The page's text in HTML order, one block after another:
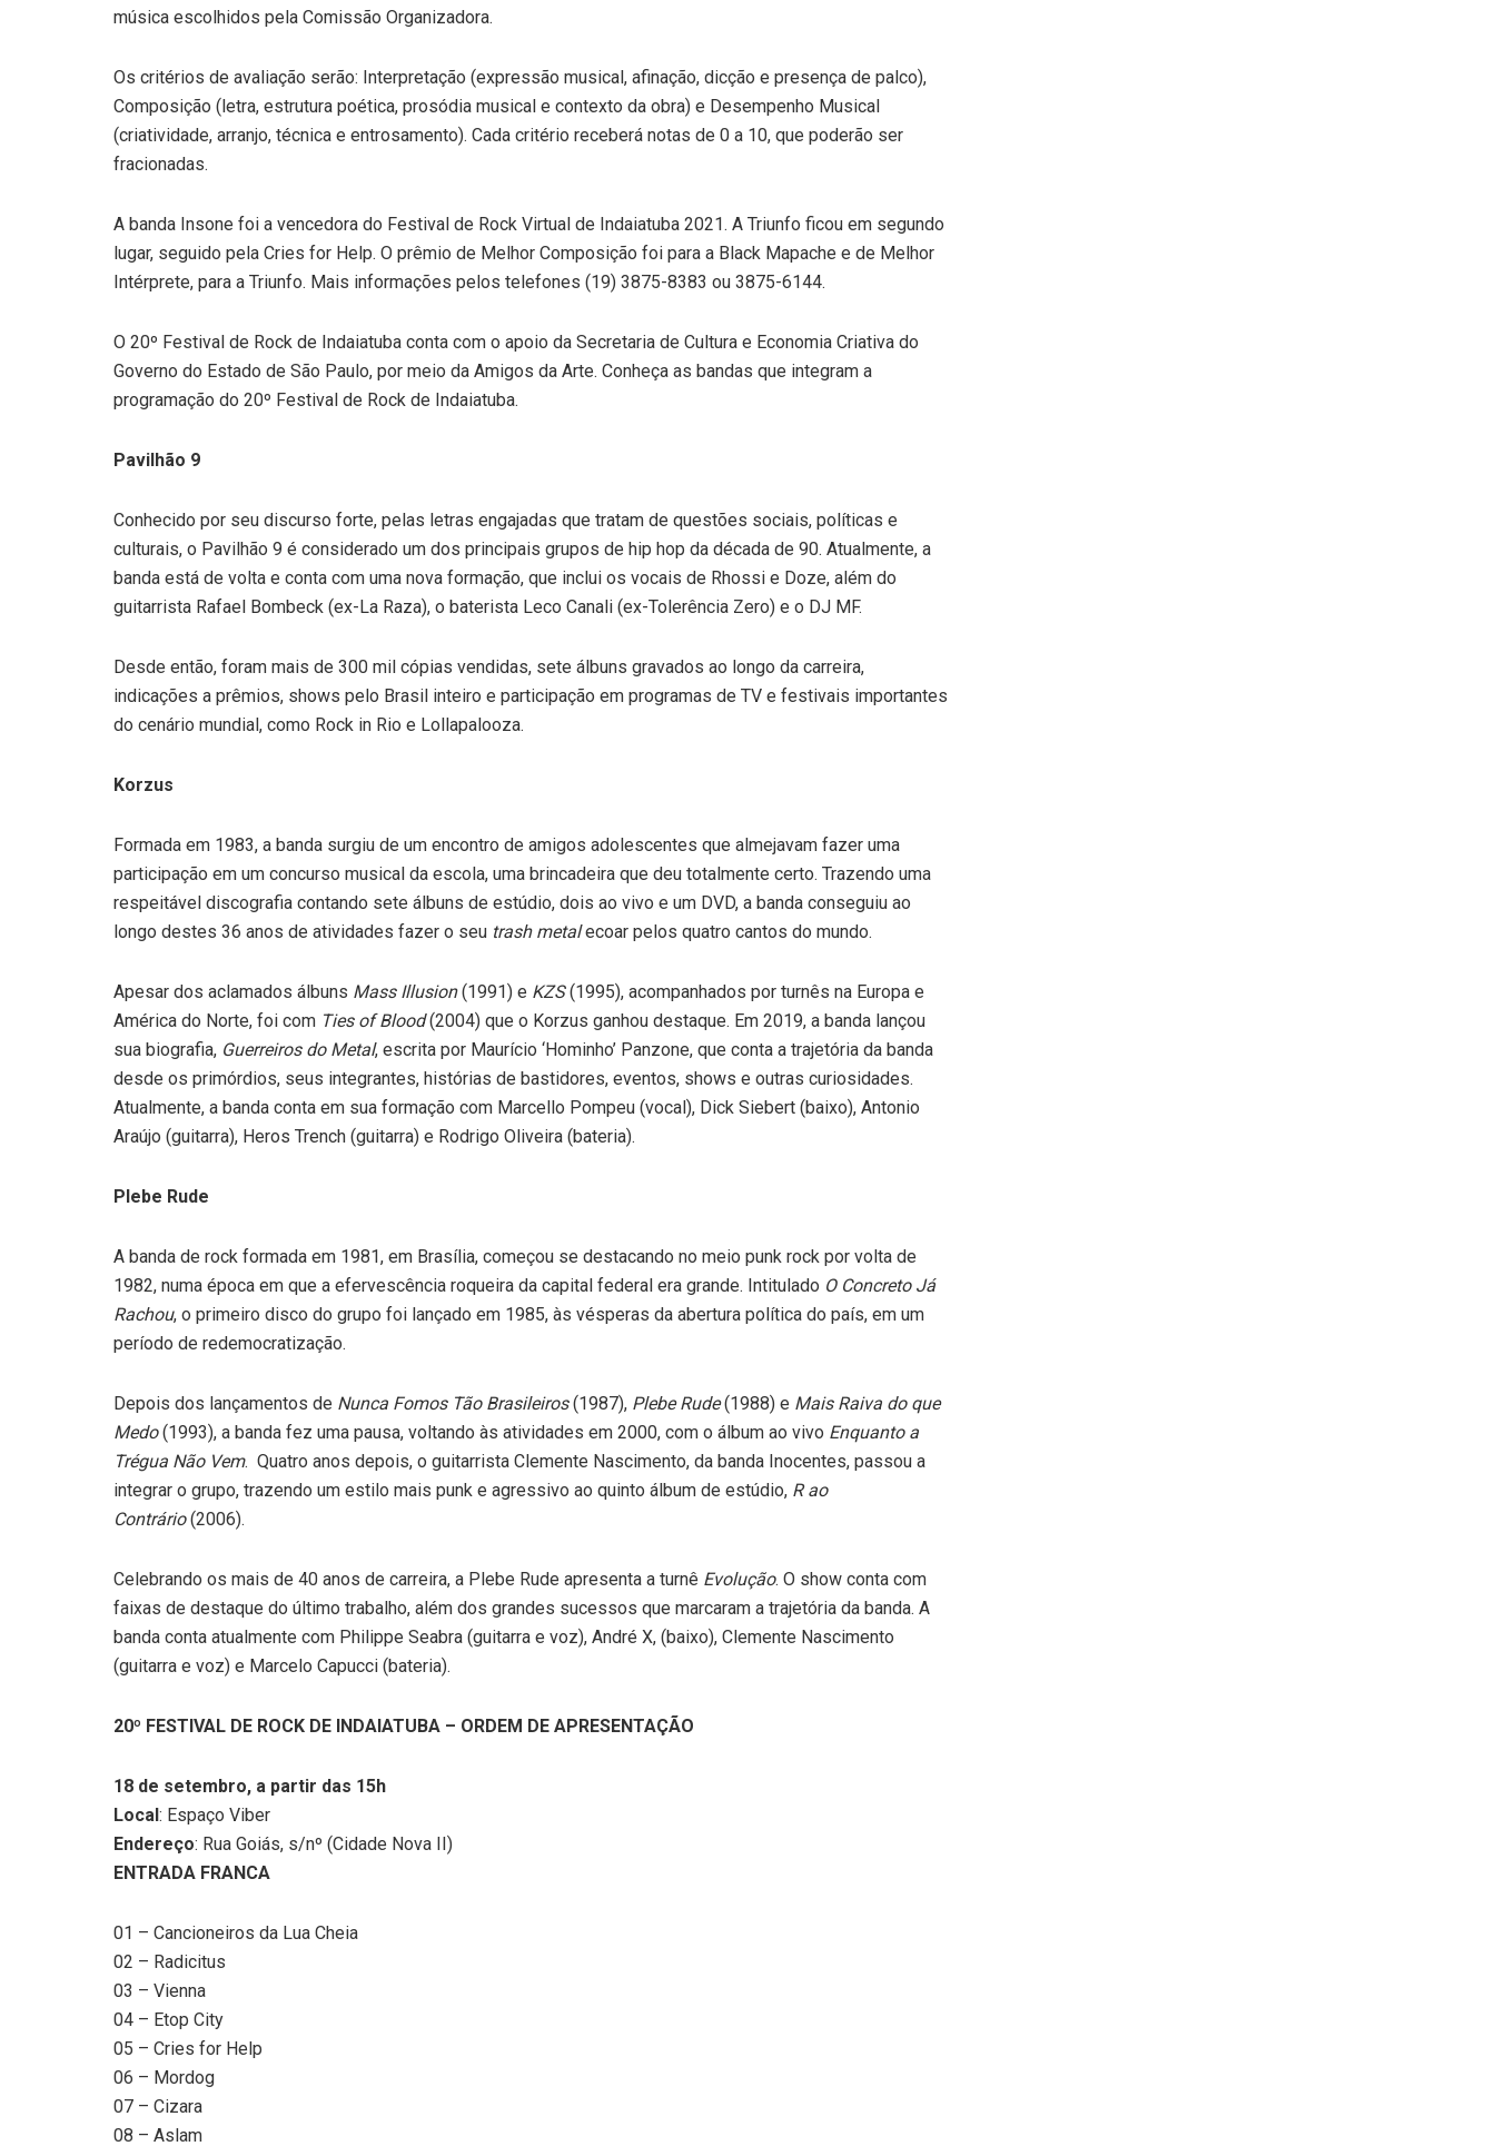
música escolhidos pela Comissão Organizadora.
Os critérios de avaliação serão: Interpretação (expressão musical, afinação, dicção e presença de palco),
Composição (letra, estrutura poética, prosódia musical e contexto da obra) e Desempenho Musical
(criatividade, arranjo, técnica e entrosamento). Cada critério receberá notas de 0 a 10, que poderão ser
fracionadas.
A banda Insone foi a vencedora do Festival de Rock Virtual de Indaiatuba 2021. A Triunfo ficou em segundo
lugar, seguido pela Cries for Help. O prêmio de Melhor Composição foi para a Black Mapache e de Melhor
Intérprete, para a Triunfo. Mais informações pelos telefones (19) 3875-8383 ou 3875-6144.
O 20º Festival de Rock de Indaiatuba conta com o apoio da Secretaria de Cultura e Economia Criativa do
Governo do Estado de São Paulo, por meio da Amigos da Arte. Conheça as bandas que integram a
programação do 20º Festival de Rock de Indaiatuba.
Pavilhão 9
Conhecido por seu discurso forte, pelas letras engajadas que tratam de questões sociais, políticas e
culturais, o Pavilhão 9 é considerado um dos principais grupos de hip hop da década de 90. Atualmente, a
banda está de volta e conta com uma nova formação, que inclui os vocais de Rhossi e Doze, além do
guitarrista Rafael Bombeck (ex-La Raza), o baterista Leco Canali (ex-Tolerência Zero) e o DJ MF.
Desde então, foram mais de 300 mil cópias vendidas, sete álbuns gravados ao longo da carreira,
indicações a prêmios, shows pelo Brasil inteiro e participação em programas de TV e festivais importantes
do cenário mundial, como Rock in Rio e Lollapalooza.
Korzus
Formada em 1983, a banda surgiu de um encontro de amigos adolescentes que almejavam fazer uma
participação em um concurso musical da escola, uma brincadeira que deu totalmente certo. Trazendo uma
respeitável discografia contando sete álbuns de estúdio, dois ao vivo e um DVD, a banda conseguiu ao
longo destes 36 anos de atividades fazer o seu trash metalecoar pelos quatro cantos do mundo.
Apesar dos aclamados álbuns Mass Illusion(1991) e KZS(1995), acompanhados por turnês na Europa e
América do Norte, foi com Ties of Blood(2004) que o Korzus ganhou destaque. Em 2019, a banda lançou
sua biografia, Guerreiros do Metal, escrita por Maurício ‘Hominho’ Panzone, que conta a trajetória da banda
desde os primórdios, seus integrantes, histórias de bastidores, eventos, shows e outras curiosidades.
Atualmente, a banda conta em sua formação com Marcello Pompeu (vocal), Dick Siebert (baixo), Antonio
Araújo (guitarra), Heros Trench (guitarra) e Rodrigo Oliveira (bateria).
Plebe Rude
A banda de rock formada em 1981, em Brasília, começou se destacando no meio punk rock por volta de
1982, numa época em que a efervescência roqueira da capital federal era grande. Intitulado O Concreto Já
Rachou, o primeiro disco do grupo foi lançado em 1985, às vésperas da abertura política do país, em um
período de redemocratização.
Depois dos lançamentos de Nunca Fomos Tão Brasileiros(1987), Plebe Rude(1988) e Mais Raiva do que
Medo(1993), a banda fez uma pausa, voltando às atividades em 2000, com o álbum ao vivo Enquanto a
Trégua Não Vem. Quatro anos depois, o guitarrista Clemente Nascimento, da banda Inocentes, passou a
integrar o grupo, trazendo um estilo mais punk e agressivo ao quinto álbum de estúdio, R ao
Contrário(2006).
Celebrando os mais de 40 anos de carreira, a Plebe Rude apresenta a turnê Evolução. O show conta com
faixas de destaque do último trabalho, além dos grandes sucessos que marcaram a trajetória da banda. A
banda conta atualmente com Philippe Seabra (guitarra e voz), André X, (baixo), Clemente Nascimento
(guitarra e voz) e Marcelo Capucci (bateria).
20º FESTIVAL DE ROCK DE INDAIATUBA – ORDEM DE APRESENTAÇÃO
18 de setembro, a partir das 15h
Local: Espaço Viber
Endereço: Rua Goiás, s/nº (Cidade Nova II)
ENTRADA FRANCA
01 – Cancioneiros da Lua Cheia
02 – Radicitus
03 – Vienna
04 – Etop City
05 – Cries for Help
06 – Mordog
07 – Cizara
08 – Aslam